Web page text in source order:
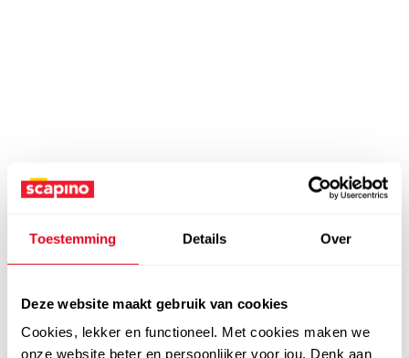
Toestemming Details Over
Deze website maakt gebruik van cookies
Cookies, lekker en functioneel. Met cookies maken we
onze website beter en persoonlijker voor jou. Denk aan